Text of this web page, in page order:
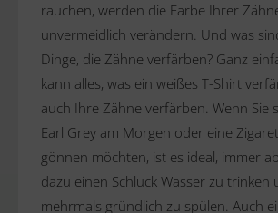
rauchen, werden die Farbe Ihrer
unvermeidlich verändern. Und was
Dinge, die Zähne verfärben? Ganz
kann alles, was ein weißes T-Shirt
auch Ihre Zähne verfärben. Wenn Sie
Earl Grey am Morgen oder eine
gönnen möchten, ist es ideal, immer
dazu einen Schluck Wasser zu
mehrmals gründlich zu spülen. Auch